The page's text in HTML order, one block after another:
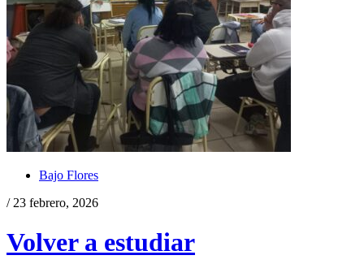
Bajo Flores
/ 23 febrero, 2026
Volver a estudiar